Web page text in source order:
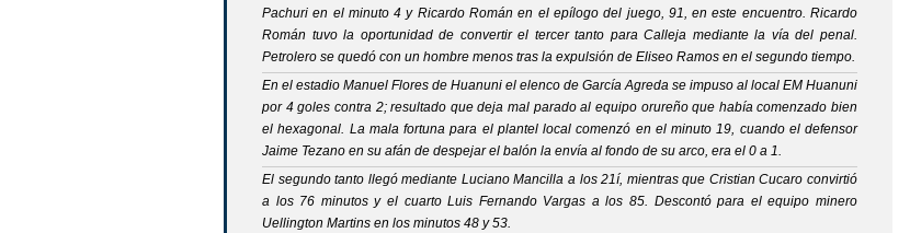
Pachuri en el minuto 4 y Ricardo Román en el epílogo del juego, 91, en este encuentro. Ricardo
Román tuvo la oportunidad de convertir el tercer tanto para Calleja mediante la vía del penal.
Petrolero se quedó con un hombre menos tras la expulsión de Eliseo Ramos en el segundo tiempo.
En el estadio Manuel Flores de Huanuni el elenco de García Agreda se impuso al local EM Huanuni
por 4 goles contra 2; resultado que deja mal parado al equipo orureño que había comenzado bien
el hexagonal. La mala fortuna para el plantel local comenzó en el minuto 19, cuando el defensor
Jaime Tezano en su afán de despejar el balón la envía al fondo de su arco, era el 0 a 1.
El segundo tanto llegó mediante Luciano Mancilla a los 21í, mientras que Cristian Cucaro convirtió
a los 76 minutos y el cuarto Luis Fernando Vargas a los 85. Descontó para el equipo minero
Uellington Martins en los minutos 48 y 53.